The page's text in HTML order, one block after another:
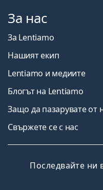
За нас
За Lentiamo
Нашият екип
Lentiamo и медиите
Блогът на Lentiamo
Защо да пазарувате от
Свържете се с нас
Последвайте ни